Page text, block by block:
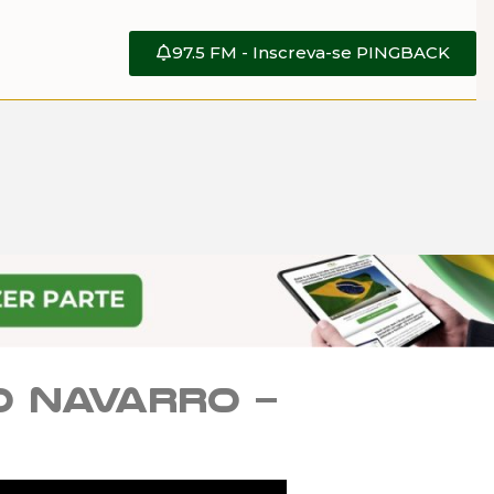
97.5 FM - Inscreva-se PINGBACK
Navarro –